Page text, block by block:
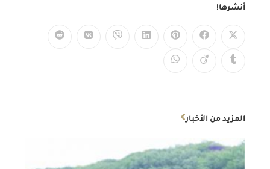
أنشرها!
المزيد من الأخبار